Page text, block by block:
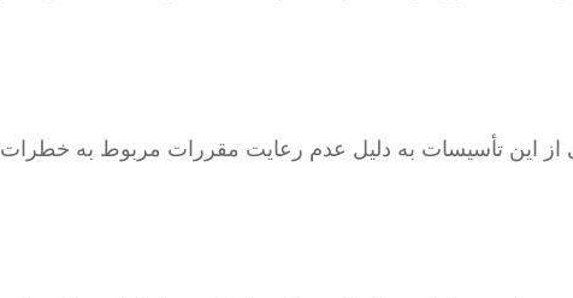
از این تأسیسات به دلیل عدم رعایت مقررات مربوط به خطرات